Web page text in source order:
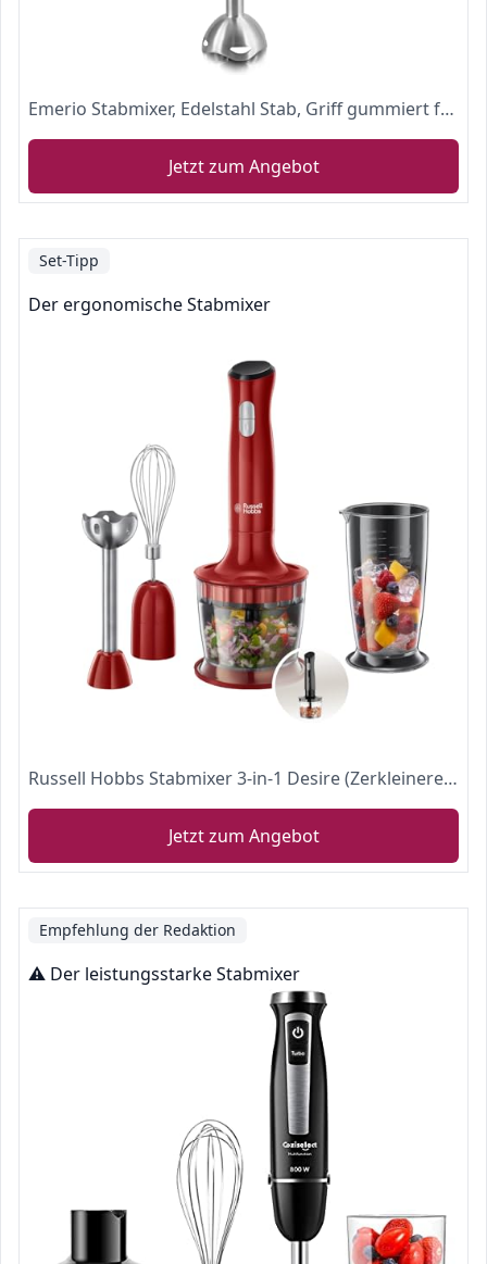
Emerio Stabmixer, Edelstahl Stab, Griff gummiert für besseren Halt, zweiteilig, 2 Geschwindigkeiten, PREIS-/LEISTUNGSSIEGER 05/2017, 250 Watt, HB-111446
Jetzt zum Angebot
Set-Tipp
Der ergonomische Stabmixer
Russell Hobbs Stabmixer 3-in-1 Desire (Zerkleinerer, Mixer- & Schneebesenaufsatz), BPA-freies & spülmaschinenfestes Zubehör, Pürierstab f. Smoothie, Suppen, Joghurt, Saucen, Babynahrung 24700-56
Jetzt zum Angebot
Empfehlung der Redaktion
⚠️ Der leistungsstarke Stabmixer